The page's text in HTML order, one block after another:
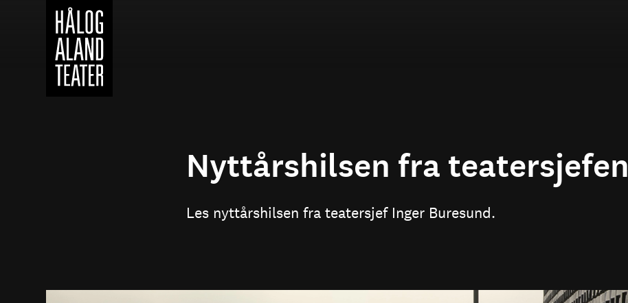
hovedinnhold
Nyttårshilsen fra teatersjefen
Les nyttårshilsen fra teatersjef Inger Buresund.